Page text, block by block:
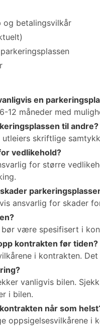
og betalingsvilkår
en
12 måneder med
til andre?
utleiers skriftlige
vedlikehold?
for større
ansvarlig for skader
bør være spesifisert i
kontrakten før tiden?
i kontrakten.
vanligvis bilen.
i bilen.
når som
oppsigelsesvilkårene i